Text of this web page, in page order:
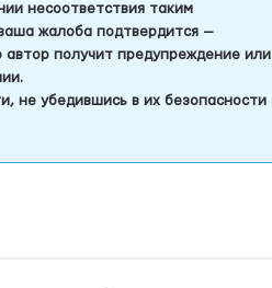
несоответствия таким
жалоба подтвердится —
получит предупреждение или
не убедившись в их безопасности